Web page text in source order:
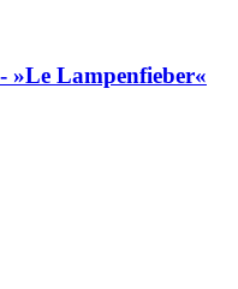
»Le Lampenfieber«